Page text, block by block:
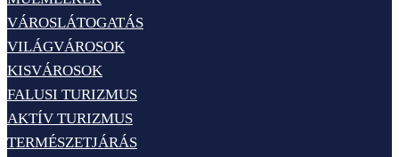
VÁROSLÁTOGATÁS
VILÁGVÁROSOK
KISVÁROSOK
FALUSI TURIZMUS
AKTÍV TURIZMUS
TERMÉSZETJÁRÁS